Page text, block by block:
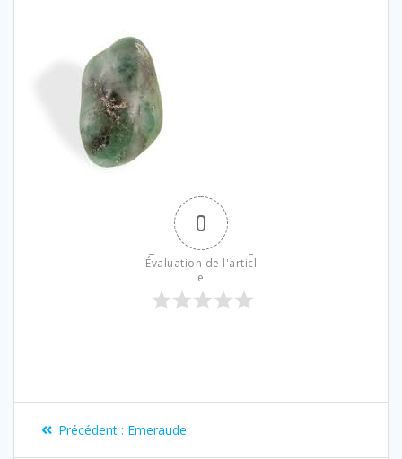
0
Évaluation de l'articl
e
Précédent : Emeraude